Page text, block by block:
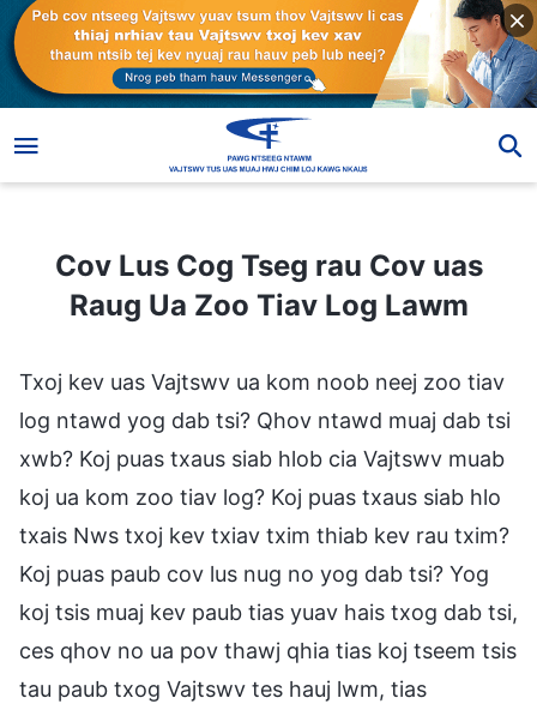
Cov Lus Cog Tseg rau Cov uas
Raug Ua Zoo Tiav Log Lawm
Txoj kev uas Vajtswv ua kom noob neej zoo tiav
log ntawd yog dab tsi? Qhov ntawd muaj dab tsi
xwb? Koj puas txaus siab hlob cia Vajtswv muab
koj ua kom zoo tiav log? Koj puas txaus siab hlo
txais Nws txoj kev txiav txim thiab kev rau txim?
Koj puas paub cov lus nug no yog dab tsi? Yog
koj tsis muaj kev paub tias yuav hais txog dab tsi,
ces qhov no ua pov thawj qhia tias koj tseem tsis
tau paub txog Vajtswv tes hauj lwm, tias